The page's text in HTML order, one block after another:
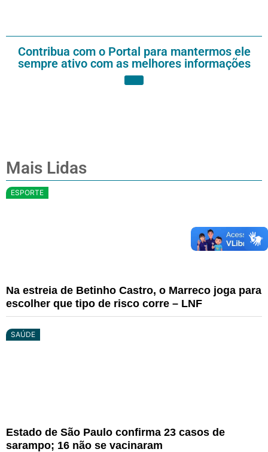
Contribua com o Portal para mantermos ele
sempre ativo com as melhores informações
Mais Lidas
ESPORTE
Na estreia de Betinho Castro, o Marreco joga para
escolher que tipo de risco corre – LNF
SAÚDE
Estado de São Paulo confirma 23 casos de
sarampo; 16 não se vacinaram